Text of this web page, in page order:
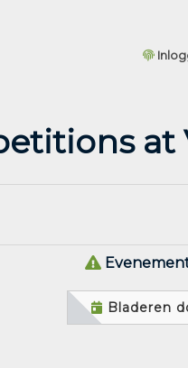
at
Bladeren